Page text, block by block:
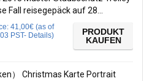
Fall reisegepäck auf 28…
41,00€ (as of
PST- Details)
PRODUKT
KAUFEN
） Christmas Karte Portrait